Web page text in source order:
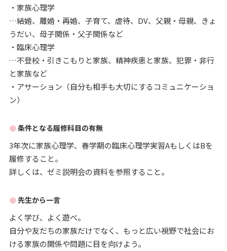
・家族心理学
…結婚、離婚・再婚、子育て、虐待、DV、父親・母親、きょ
うだい、母子関係・父子関係など
・臨床心理学
…不登校・引きこもりと家族、精神疾患と家族、犯罪・非行
と家族など
・アサーション（自分も相手も大切にするコミュニケーショ
ン）
条件となる履修科目の有無
3年次に家族心理学、春学期の臨床心理学実習AもしくはBを
履修すること。
詳しくは、ゼミ説明会の資料を参照すること。
先生から一言
よく学び、よく遊べ。
自分や友だちの家族だけでなく、もっと広い視野で社会にお
ける家族の関係や問題に目を向けよう。